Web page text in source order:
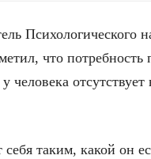
Психологического
что потребность
человека
таким, какой он